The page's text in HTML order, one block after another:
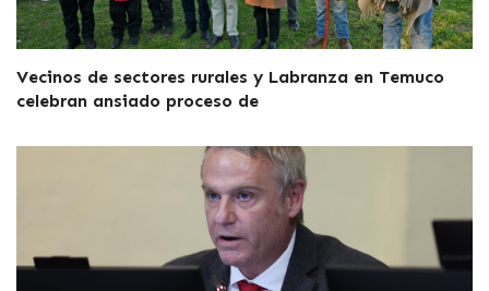
Vecinos de sectores rurales y Labranza en Temuco
celebran ansiado proceso de